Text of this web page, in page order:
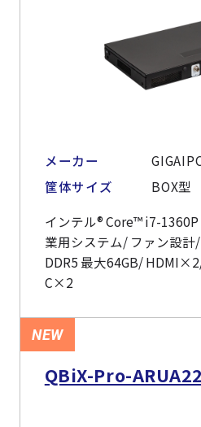
メーカー
筐体サイズ
BOX型
インテル® Core™ i7-
業用システム/ ファン設計
DDR5 最大64GB/
C×2
NEW
QBiX-Pro-